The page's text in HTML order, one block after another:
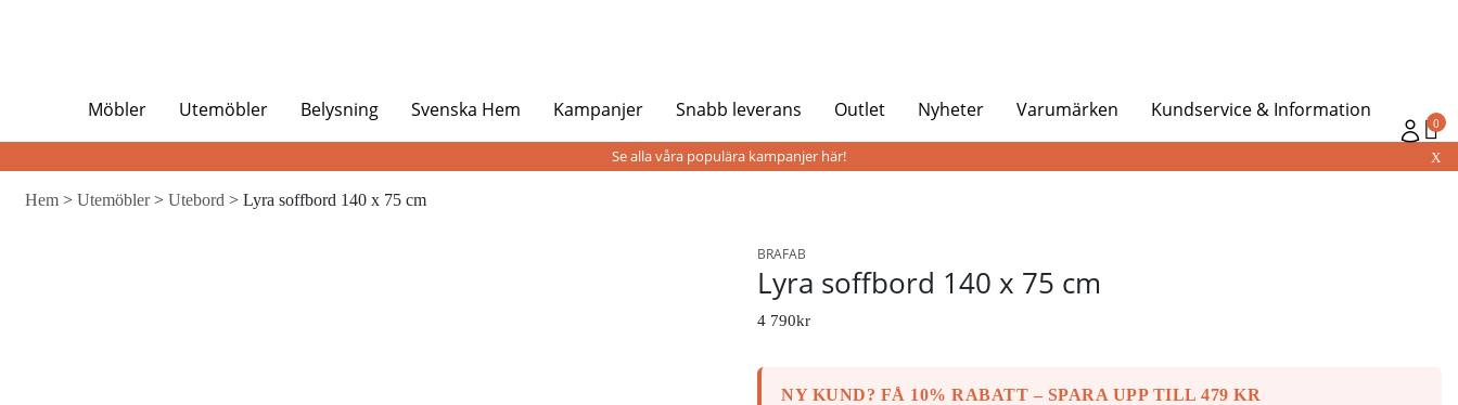
0
Möbler Utemöbler Belysning Svenska Hem Kampanjer Snabb leverans Outlet Nyheter Varumärken Kundservice & Information
Se alla våra populära kampanjer här! X
Hem > Utemöbler> Utebord > Lyra soffbord 140 x 75 cm
BRAFAB
Lyra soffbord 140 x 75 cm
4 790kr
NY KUND? FÅ 10% RABATT – SPARA UPP TILL 479 KR